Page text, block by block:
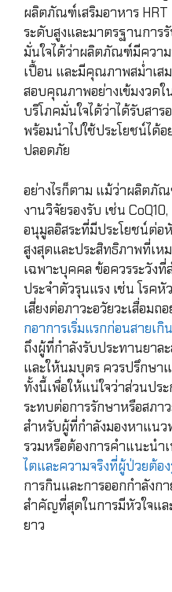
ผลิตภัณฑ์เสริมอาหาร
ระดับสูงและมาตรฐานการ
มั่นใจได้ว่าผลิตภัณฑ์มีควา
เปื้อน และมีคุณภาพสม่ำเส
สอบคุณภาพอย่างเข้มงวด
บริโภคมั่นใจได้ว่าได้รับสา
พร้อมนำไปใช้ประโยชน์ได้
ปลอดภัย
อย่างไรก็ตาม แม้ว่าผลิตภั
งานวิจัยรองรับ เช่น
อนุมูลอิสระที่มีประโยชน์ต่อ
สูงสุดและประสิทธิภาพที่เห
เฉพาะบุคคล ข้อควรระวัง
ประจำตัวรุนแรง เช่น โรค
เสี่ยงต่อภาวะอวัยวะเสื่อมถ
กอาการเริ่มแรกก่อนสายเ
ถึงผู้ที่กำลังรับประทานยาล
และให้นมบุตร ควรปรึกษา
ทั้งนี้เพื่อให้แน่ใจว่าส่วนปร
ระทบต่อการรักษาหรือสภา
สำหรับผู้ที่กำลังมองหาแน
รวมหรือต้องการคำแนะนำ
ไตและความจริงที่ผู้ป่วยต้อ
การกินและการออกกำลังก
สำคัญที่สุดในการมีหัวใจแล
ยาว